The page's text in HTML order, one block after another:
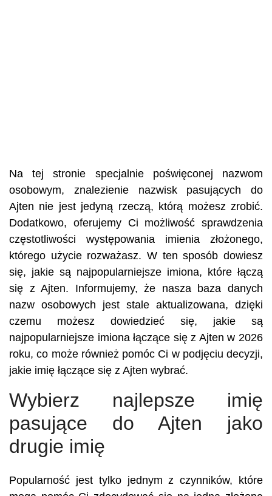
Na tej stronie specjalnie poświęconej nazwom
osobowym, znalezienie nazwisk pasujących do
Ajten nie jest jedyną rzeczą, którą możesz zrobić.
Dodatkowo, oferujemy Ci możliwość sprawdzenia
częstotliwości występowania imienia złożonego,
którego użycie rozważasz. W ten sposób dowiesz
się, jakie są najpopularniejsze imiona, które łączą
się z Ajten. Informujemy, że nasza baza danych
nazw osobowych jest stale aktualizowana, dzięki
czemu możesz dowiedzieć się, jakie są
najpopularniejsze imiona łączące się z Ajten w 2026
roku, co może również pomóc Ci w podjęciu decyzji,
jakie imię łączące się z Ajten wybrać.
Wybierz najlepsze imię
pasujące do Ajten jako
drugie imię
Popularność jest tylko jednym z czynników, które